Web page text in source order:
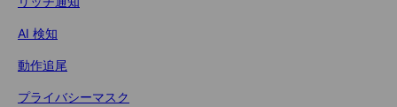
AI 検知
動作追尾
プライバシーマスク